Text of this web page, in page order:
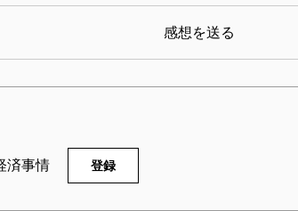
感想を送る
済事情 登録